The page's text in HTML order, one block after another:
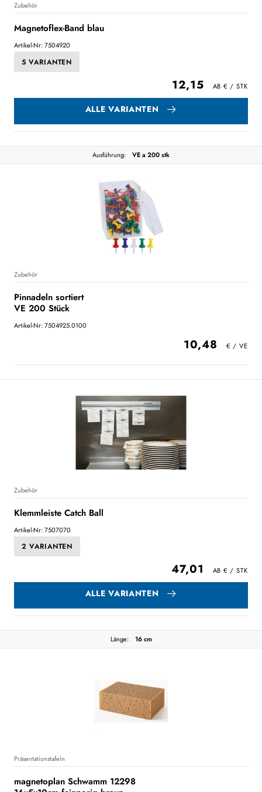
Zubehör
Magnetoflex-Band blau
Artikel-Nr: 7504920
5 VARIANTEN
12,15
ALLE VARIANTEN
Ausführung: VE a 200 stk
Zubehör
Pinnadeln sortiert
VE 200 Stück
Artikel-Nr: 7504925.0100
10,48
Zubehör
Klemmleiste Catch Ball
Artikel-Nr: 7507070
2 VARIANTEN
47,01
ALLE VARIANTEN
Länge: 16 cm
Präsentationstafeln
magnetoplan Schwamm 12298